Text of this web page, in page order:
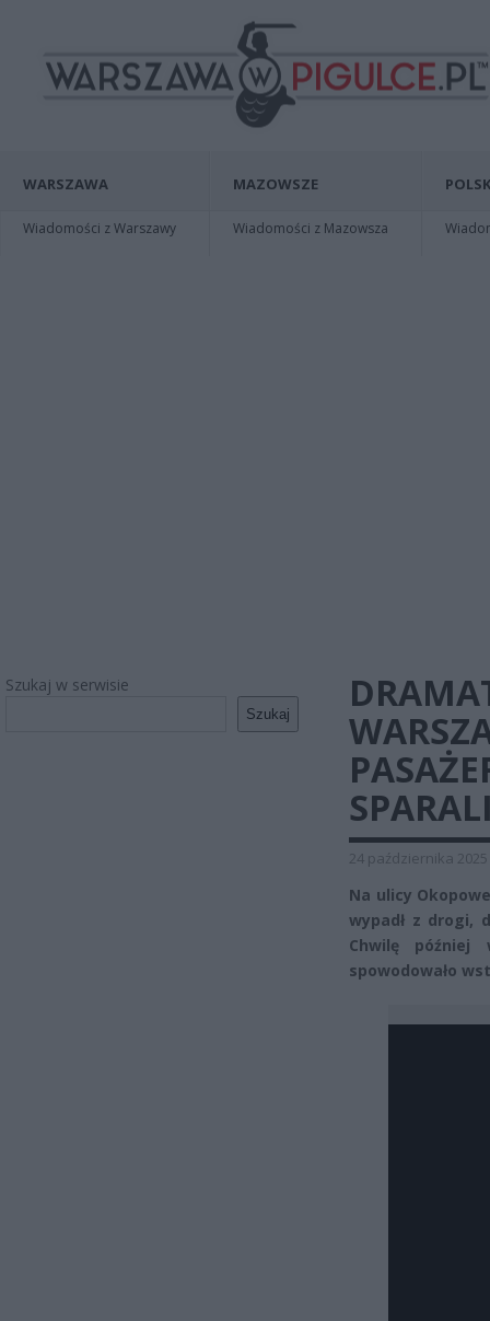
WARSZAWA
Wiadomości z Warszawy
MAZOWSZE
Wiadomości z Mazowsza
Szukaj w serwisie
Szukaj
24 października 2025
Na ulicy
wypadł z drogi,
Chwilę
spowodowało